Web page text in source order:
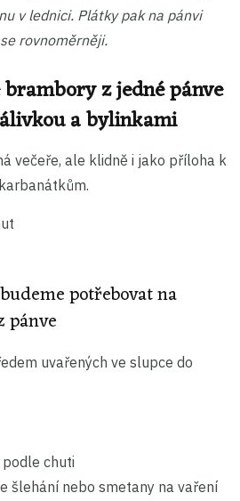
v lednici. Plátky pak na pánvi
rovnoměrněji.
z jedné pánve
a bylinkami
večeře, ale klidně i jako příloha k
potřebovat na
pánve
uvařených ve slupce do
chuti
šlehání nebo smetany na vaření